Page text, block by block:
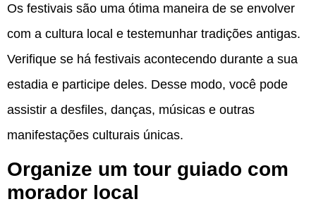
Os festivais são uma ótima maneira de se envolver
com a cultura local e testemunhar tradições antigas.
Verifique se há festivais acontecendo durante a sua
estadia e participe deles. Desse modo, você pode
assistir a desfiles, danças, músicas e outras
manifestações culturais únicas.
Organize um tour guiado com
morador local